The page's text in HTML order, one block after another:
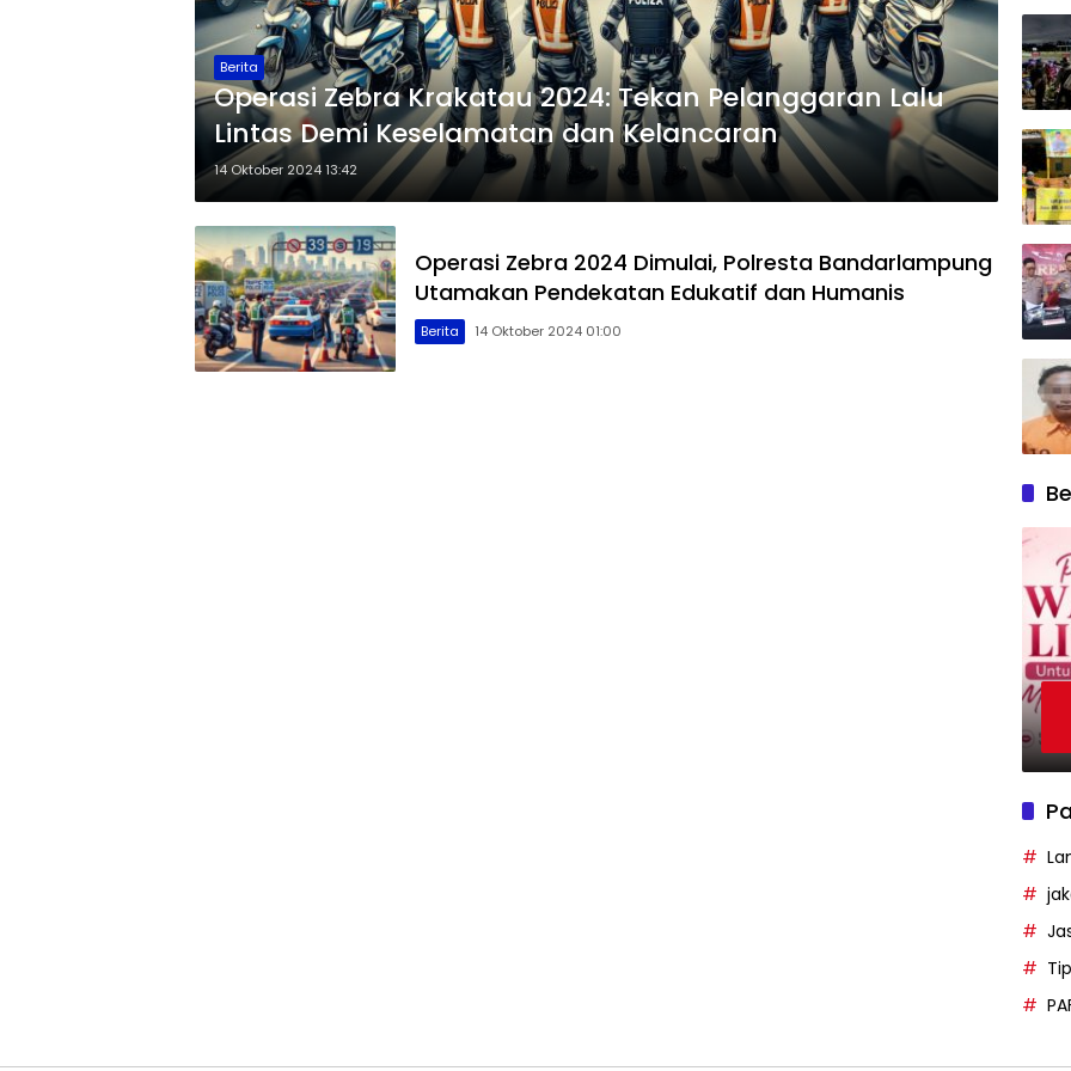
Berita
Operasi Zebra Krakatau 2024: Tekan Pelanggaran Lalu
Lintas Demi Keselamatan dan Kelancaran
14 Oktober 2024 13:42
Operasi Zebra 2024 Dimulai, Polresta Bandarlampung
Utamakan Pendekatan Edukatif dan Humanis
Berita 14 Oktober 2024 01:00